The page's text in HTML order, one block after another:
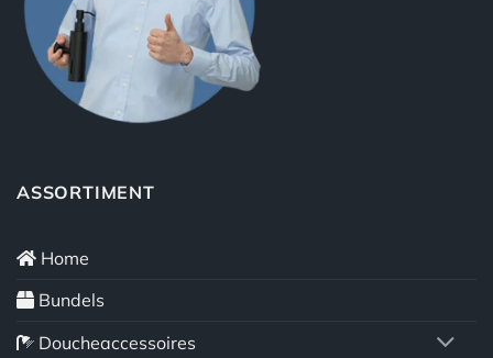
ASSORTIMENT
Home
Bundels
Doucheaccessoires